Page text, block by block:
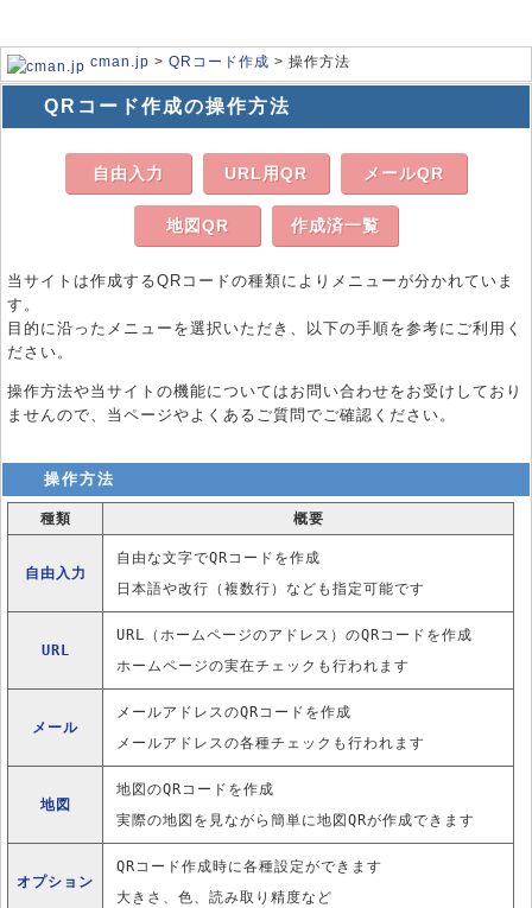
cman.jp > QRコード作成 > 操作方法
QRコード作成の操作方法
自由入力 URL用QR メールQR
地図QR 作成済一覧
当サイトは作成するQRコードの種類によりメニューが分かれていま
す。
目的に沿ったメニューを選択いただき、以下の手順を参考にご利用く
ださい。
操作方法や当サイトの機能についてはお問い合わせをお受けしており
ませんので、当ページやよくあるご質問でご確認ください。
操作方法
種類 概要
自由入力
自由な文字でQRコードを作成
日本語や改行（複数行）なども指定可能です
URL
URL（ホームページのアドレス）のQRコードを作成
ホームページの実在チェックも行われます
メール
メールアドレスのQRコードを作成
メールアドレスの各種チェックも行われます
地図
地図のQRコードを作成
実際の地図を見ながら簡単に地図QRが作成できます
オプション
QRコード作成時に各種設定ができます
大きさ、色、読み取り精度など